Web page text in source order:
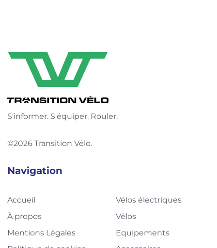
S'informer. S'équiper. Rouler.
©2026 Transition Vélo.
Navigation
Accueil
À propos
Mentions Légales
Vélos électriques
Vélos
Equipements